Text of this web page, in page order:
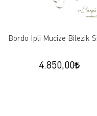
Bordo İpli Mucize Bilezik
4.850,00